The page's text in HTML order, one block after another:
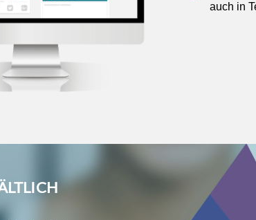
auch in